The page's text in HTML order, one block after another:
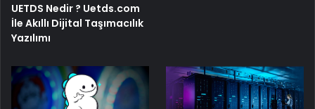
UETDS Nedir ? Uetds.com
İle Akıllı Dijital Taşımacılık
Yazılımı